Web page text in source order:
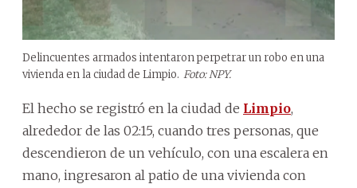
Delincuentes armados intentaron perpetrar un robo en una
vivienda en la ciudad de Limpio. Foto: NPY.
El hecho se registró en la ciudad de Limpio,
alrededor de las 02:15, cuando tres personas, que
descendieron de un vehículo, con una escalera en
mano, ingresaron al patio de una vivienda con